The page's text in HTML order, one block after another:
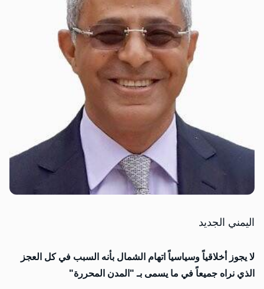
اليمني الجديد
لا يجوز أخلاقياً وسياسياً اتهام الشمال بأنه السبب في كل العجز
الذي نراه جميعاً في ما يسمى بـ "المدن المحررة"